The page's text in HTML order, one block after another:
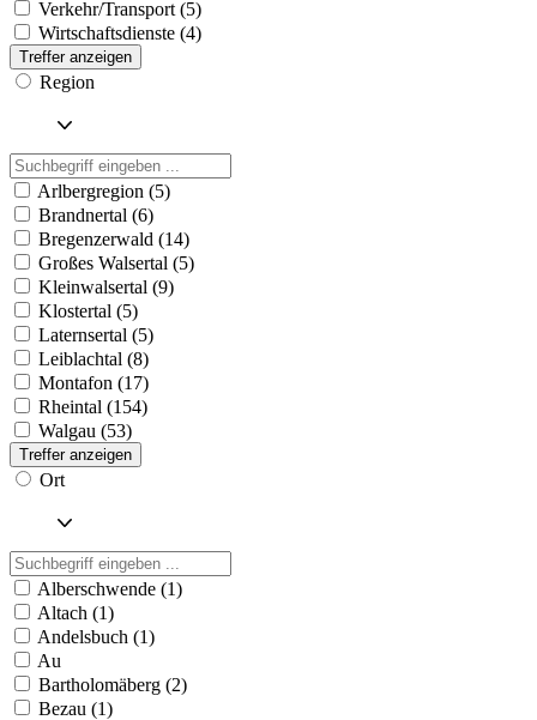
Verkehr/Transport (5)
Wirtschaftsdienste (4)
Treffer anzeigen
Region
Arlbergregion (5)
Brandnertal (6)
Bregenzerwald (14)
Großes Walsertal (5)
Kleinwalsertal (9)
Klostertal (5)
Laternsertal (5)
Leiblachtal (8)
Montafon (17)
Rheintal (154)
Walgau (53)
Treffer anzeigen
Ort
Alberschwende (1)
Altach (1)
Andelsbuch (1)
Au
Bartholomäberg (2)
Bezau (1)